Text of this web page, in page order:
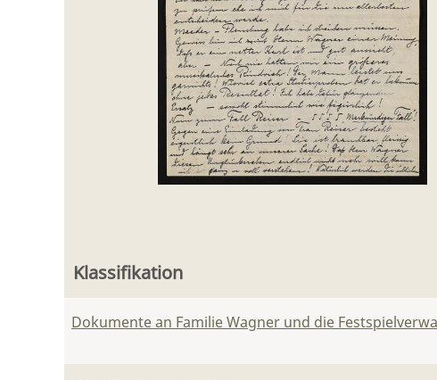
Klassifikation
Dokumente an Familie Wagner und die